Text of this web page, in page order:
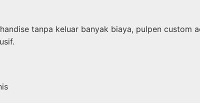
tanpa keluar banyak biaya, pulpen custom